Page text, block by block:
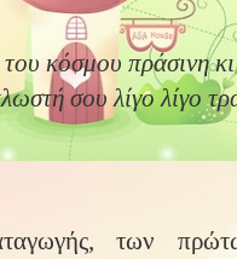
κόσμου πράσινη
σου λίγο λίγο
των